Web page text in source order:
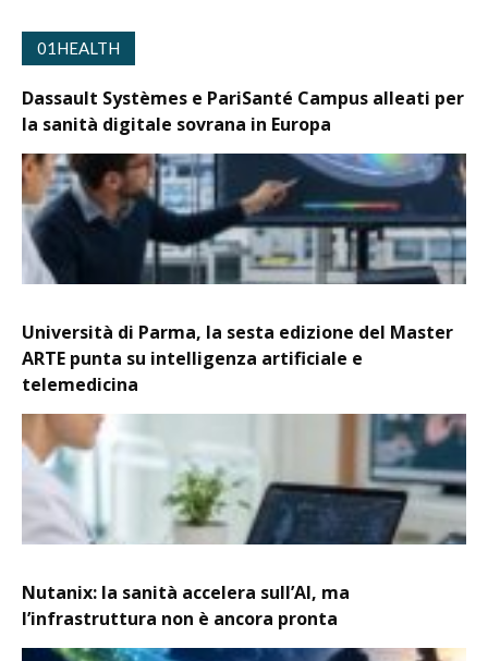
01HEALTH
Dassault Systèmes e PariSanté Campus alleati per
la sanità digitale sovrana in Europa
Università di Parma, la sesta edizione del Master
ARTE punta su intelligenza artificiale e
telemedicina
Nutanix: la sanità accelera sull’AI, ma
l’infrastruttura non è ancora pronta